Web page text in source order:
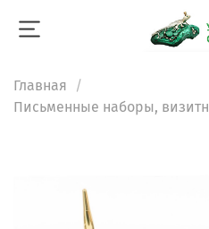
Главная
Письменные наборы,